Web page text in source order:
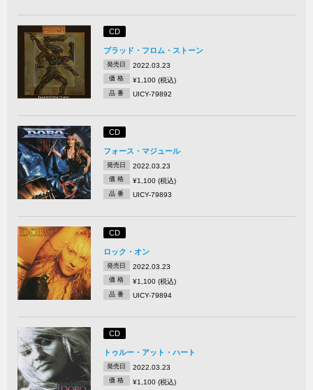
CD
ブラッド・フロム・ストーン
発売日 2022.03.23
価 格 ¥1,100 (税込)
品 番 UICY-79892
CD
フォース・マジュール
発売日 2022.03.23
価 格 ¥1,100 (税込)
品 番 UICY-79893
CD
ロック・オン
発売日 2022.03.23
価 格 ¥1,100 (税込)
品 番 UICY-79894
CD
トゥルー・アット・ハート
発売日 2022.03.23
価 格 ¥1,100 (税込)